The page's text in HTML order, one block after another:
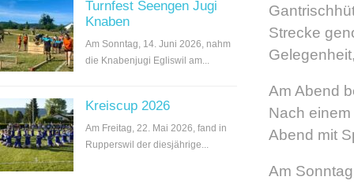
Turnfest Seengen Jugi
Knaben
Am Sonntag, 14. Juni 2026, nahm
die Knabenjugi Egliswil am...
Kreiscup 2026
Am Freitag, 22. Mai 2026, fand in
Rupperswil der diesjährige...
Strecke
Am Abend
Nach
Abend mit
Am